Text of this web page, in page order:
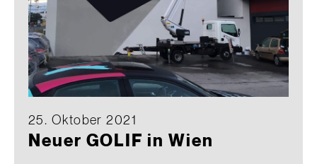
25. Oktober 2021
Neuer GOLIF in Wien